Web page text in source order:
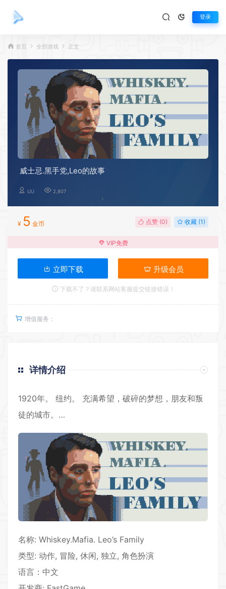
登录
首页 全部游戏 正文
威士忌.黑手党,Leo的故事
UU 2,807
¥ 5 金币 点赞 (0) 收藏 (1)
VIP免费
立即下载 升级会员
下载不了？请联系网站客服提交链接错误！
增值服务：
详情介绍
1920年。 纽约。 充满希望，破碎的梦想，朋友和叛
徒的城市。…
名称: Whiskey.Mafia. Leo’s Family
类型: 动作, 冒险, 休闲, 独立, 角色扮演
语言：中文